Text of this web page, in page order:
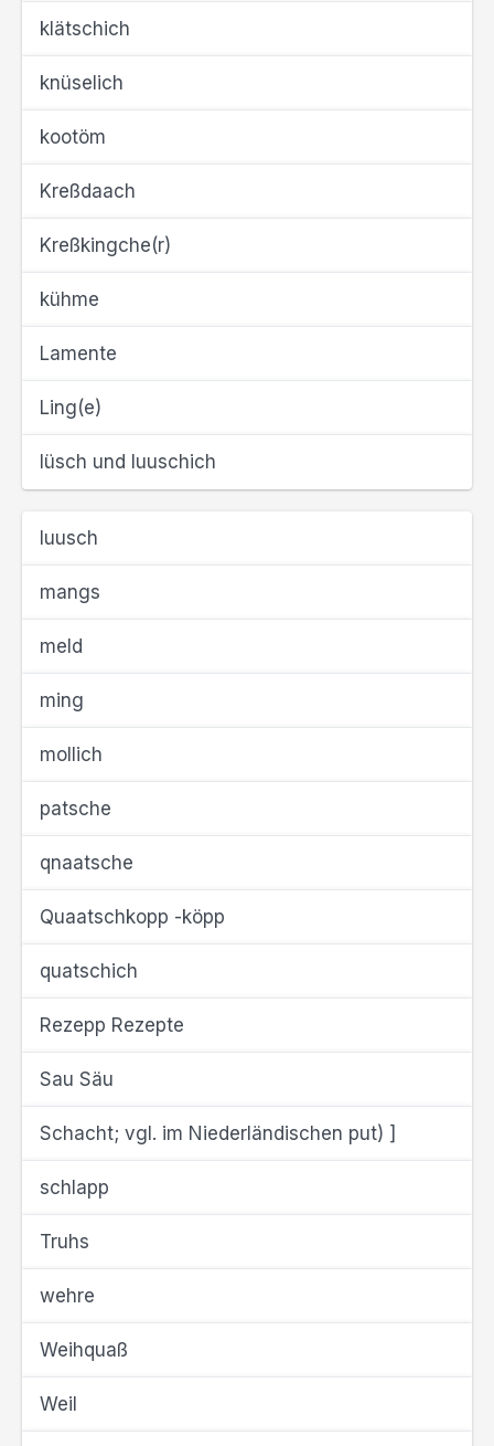
klätschich
knüselich
kootöm
Kreßdaach
Kreßkingche(r)
kühme
Lamente
Ling(e)
lüsch und luuschich
luusch
mangs
meld
ming
mollich
patsche
qnaatsche
Quaatschkopp -köpp
quatschich
Rezepp Rezepte
Sau Säu
Schacht; vgl. im Niederländischen put) ]
schlapp
Truhs
wehre
Weihquaß
Weil